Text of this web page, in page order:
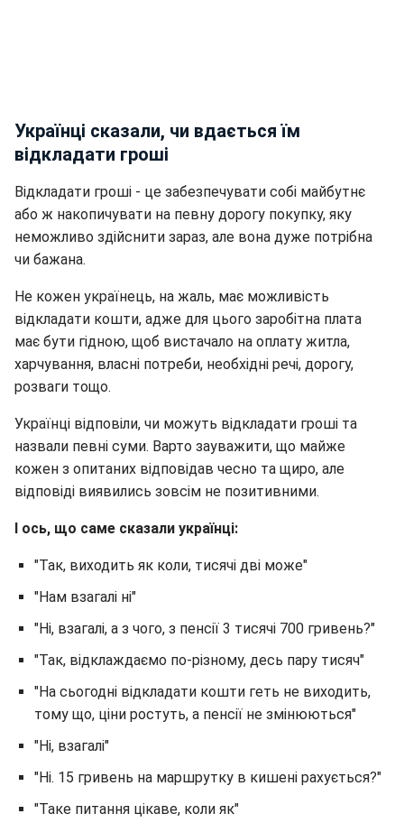
Українці сказали, чи вдається їм
відкладати гроші
Відкладати гроші - це забезпечувати собі майбутнє
або ж накопичувати на певну дорогу покупку, яку
неможливо здійснити зараз, але вона дуже потрібна
чи бажана.
Не кожен українець, на жаль, має можливість
відкладати кошти, адже для цього заробітна плата
має бути гідною, щоб вистачало на оплату житла,
харчування, власні потреби, необхідні речі, дорогу,
розваги тощо.
Українці відповіли, чи можуть відкладати гроші та
назвали певні суми. Варто зауважити, що майже
кожен з опитаних відповідав чесно та щиро, але
відповіді виявились зовсім не позитивними.
І ось, що саме сказали українці:
"Так, виходить як коли, тисячі дві може"
"Нам взагалі ні"
"Ні, взагалі, а з чого, з пенсії 3 тисячі 700 гривень?"
"Так, відклаждаємо по-різному, десь пару тисяч"
"На сьогодні відкладати кошти геть не виходить,
тому що, ціни ростуть, а пенсії не змінюються"
"Ні, взагалі"
"Ні. 15 гривень на маршрутку в кишені рахується?"
"Таке питання цікаве, коли як"